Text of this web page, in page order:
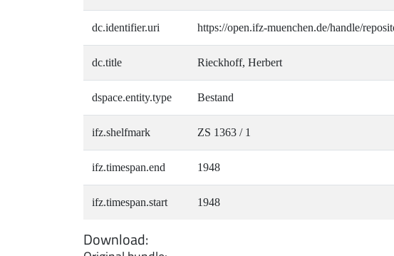
dc.identifier.uri https://open.ifz-muenchen.de/handle/
dc.title Rieckhoff, Herbert
dspace.entity.type Bestand
ifz.shelfmark ZS 1363 / 1
ifz.timespan.end 1948
ifz.timespan.start 1948
Download